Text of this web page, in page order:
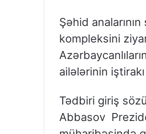
Şəhid
kompleksini
ailələrinin
Tədbiri giriş
Abbasov